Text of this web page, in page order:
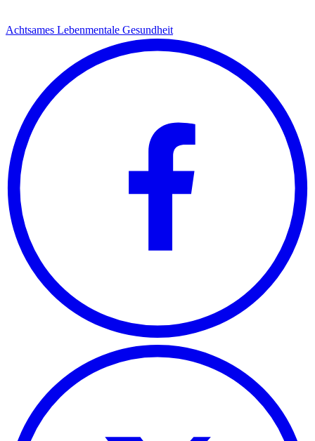
Achtsames Lebenmentale Gesundheit